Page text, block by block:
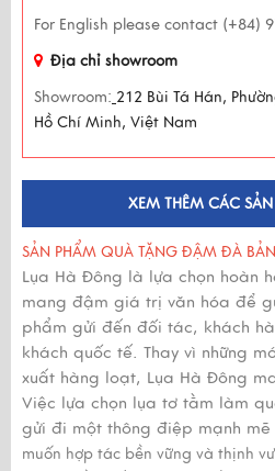
For English please contact (+84)
Địa chỉ showroom
Showroom: 212 Bùi Tá Hán,
Hồ Chí Minh, Việt Nam
XEM THÊM CÁC
SẢN PHẨM QUÀ TẶNG ĐẬM ĐÀ
Lụa Hà Đông là lựa chọn hoàn
mang đậm giá trị văn hóa để
phẩm gửi đến đối tác, khách
khách quốc tế. Thay vì những
xuất hàng loạt, Lụa Hà Đông
Việc lựa chọn lụa tơ tằm làm
gửi đi một thông điệp mạnh mẽ
muốn hợp tác bền vững và thịnh